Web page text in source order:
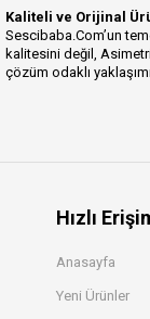
Kaliteli ve Orijinal
Sescibaba.Com’un
kalitesini değil,
çözüm odaklı
Hızlı
Anasayfa
Yeni Ürünler